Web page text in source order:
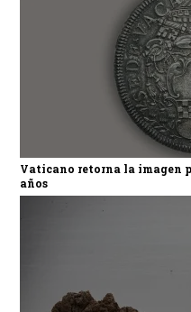
Vaticano retorna la imagen
años